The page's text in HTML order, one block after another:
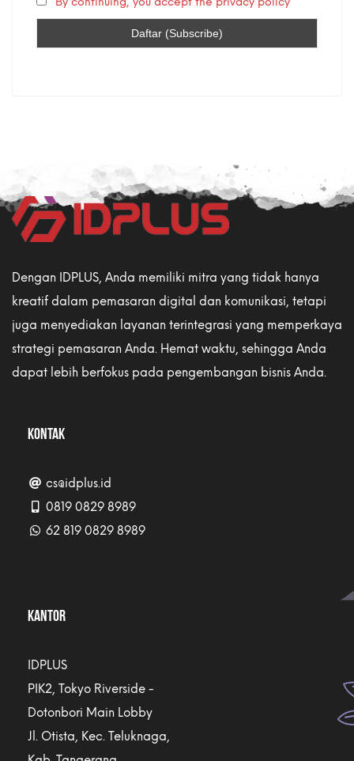
Dengan IDPLUS, Anda memiliki mitra yang tidak hanya
kreatif dalam pemasaran digital dan komunikasi, tetapi
juga menyediakan layanan terintegrasi yang memperkaya
strategi pemasaran Anda. Hemat waktu, sehingga Anda
dapat lebih berfokus pada pengembangan bisnis Anda.
KONTAK
cs@idplus.id
0819 0829 8989
62 819 0829 8989
KANTOR
IDPLUS
PIK2, Tokyo Riverside -
Dotonbori Main Lobby
Jl. Otista, Kec. Teluknaga,